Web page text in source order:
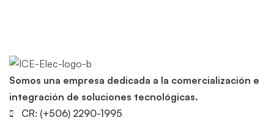
Somos una empresa dedicada a la comercialización e
integración de soluciones tecnológicas.
CR: (+506) 2290-1995